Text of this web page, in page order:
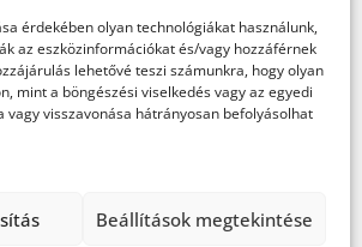
érdekében olyan technológiákat használunk,
az eszközinformációkat és/vagy hozzáférnek
lehetővé teszi számunkra, hogy olyan
mint a böngészési viselkedés vagy az egyedi
visszavonása hátrányosan befolyásolhat
Beállítások megtekintése